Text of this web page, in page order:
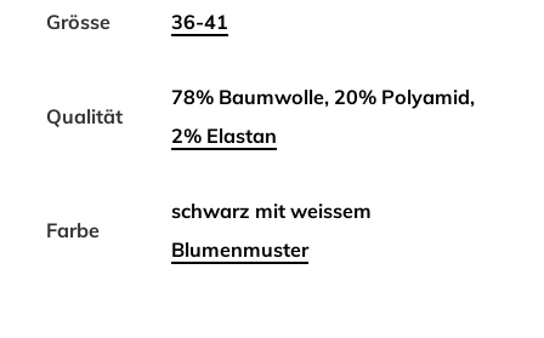
Grösse 36-41
Qualität
78% Baumwolle, 20% Polyamid,
2% Elastan
Farbe
schwarz mit weissem
Blumenmuster